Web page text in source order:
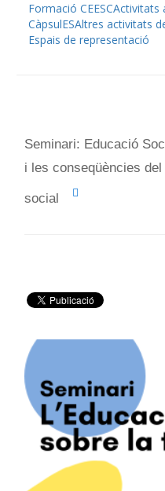
Formació CEESCActivitats
CàpsulESAltres activitats
Espais de representació
Seminari: Educació
i les conseqüències
social